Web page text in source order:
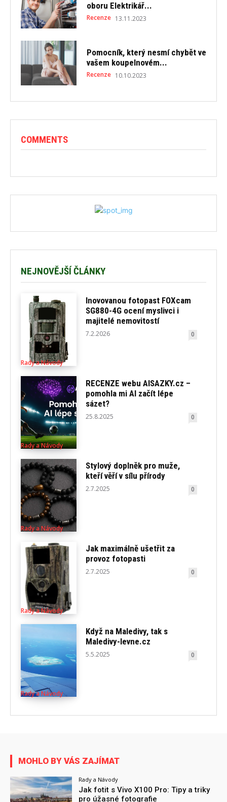
oboru Elektrikář...
Recenze 13.11.2023
Pomocník, který nesmí chybět ve
vašem koupelnovém...
Recenze 10.10.2023
COMMENTS
NEJNOVĚJŠÍ ČLÁNKY
Rady a Návody
Inovovanou fotopast FOXcam
SG880-4G ocení myslivci i
majitelé nemovitostí
7.2.2026 0
Rady a Návody
RECENZE webu AISAZKY.cz –
pomohla mi AI začít lépe
sázet?
25.8.2025 0
Rady a Návody
Stylový doplněk pro muže,
kteří věří v sílu přírody
2.7.2025 0
Rady a Návody
Jak maximálně ušetřit za
provoz fotopasti
2.7.2025 0
Rady a Návody
Když na Maledivy, tak s
Maledivy-levne.cz
5.5.2025 0
MOHLO BY VÁS ZAJÍMAT
Rady a Návody
Jak fotit s Vivo X100 Pro: Tipy a triky
pro úžasné fotografie